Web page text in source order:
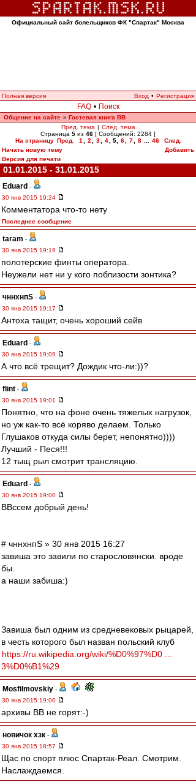
Официальный сайт болельщиков ФК "Спартак" Москва
Полная версия Вход • Регистрация
FAQ • Поиск
Общение на сайте » Гостевая книга ВВ
Пред. тема | След. тема
Страница 5 из 46 [ Сообщений: 2284 ]
На страницу Пред. 1 2 3 4 5, 6 7 8 46
След.
Начать новую тему
Добавить
Версия для печати
01.01.2015 - 31.01.2015
Eduard -
30 янв 2015 19:24
Комментатора что-то нету
Последнее сообщение
taram -
30 янв 2015 19:19
полотерские финты оператора.
Неужели нет ни у кого поблизости зонтика?
чннхнпS -
30 янв 2015 19:17
Антоха тащит, очень хороший сейв
Eduard -
30 янв 2015 19:09
А что всё трещит? Дождик что-ли:))?
flint -
30 янв 2015 19:01
Понятно, что на фоне очень тяжелых нагрузок,
но уж как-то всё коряво делаем. Только
Глушаков откуда силы берет, непонятно))))
Лучший - Песя!!!
12 тыщ рыл смотрит трансляцию.
Eduard -
30 янв 2015 19:00
ВВссем добрый день!
# чннхнпS » 30 янв 2015 16:27
завиша это завили по старословянски. вроде
бы.
а наши забиша:)
Завиша был одним из средневековых рыцарей,
в честь которого был назван польский клуб
https://ru.wikipedia.org/wiki/%D0%97%D0 ...
3%D0%B1%29
Mosfilmovskiy -
30 янв 2015 19:00
архивы ВВ не горят:-)
новичок хзк -
30 янв 2015 18:57
Щас по спорт плюс Спартак-Реал. Смотрим.
Наслаждаемся.